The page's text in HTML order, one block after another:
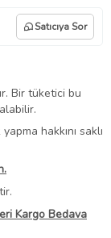
Satıcıya Sor
Bir tüketici bu
hakkını saklı
Kargo Bedava